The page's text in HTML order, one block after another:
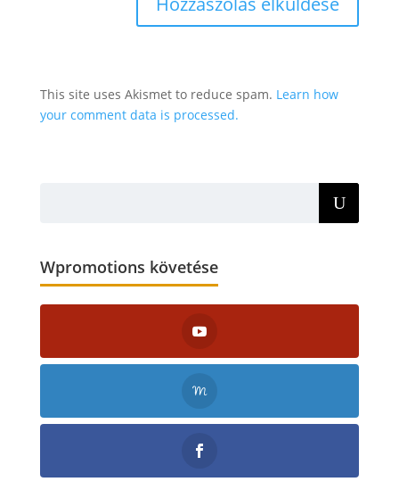
This site uses Akismet to reduce spam. Learn how
your comment data is processed.
Wpromotions követése